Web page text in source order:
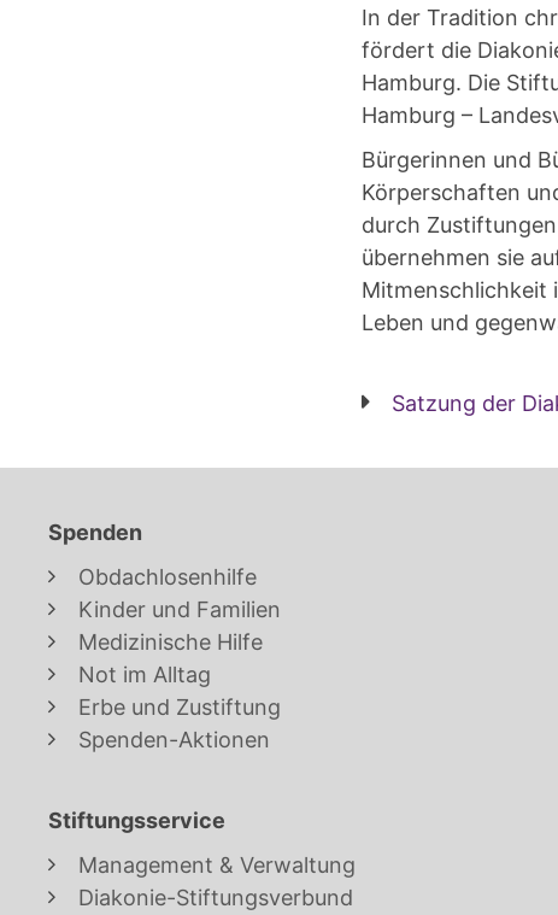
In der Tradition
fördert die
Hamburg. Die
Hamburg –
Bürgerinnen und
Körperschaften
durch
übernehmen sie
Mitmenschlichkeit
Leben und
Satzung der
Spenden
Obdachlosenhilfe
Kinder und Familien
Medizinische Hilfe
Not im Alltag
Erbe und Zustiftung
Spenden-Aktionen
Stiftungsservice
Management & Verwaltung
Diakonie-Stiftungsverbund